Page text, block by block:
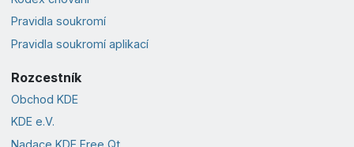
Pravidla soukromí
Pravidla soukromí aplikací
Rozcestník
Obchod KDE
KDE e.V.
Nadace KDE Free Qt